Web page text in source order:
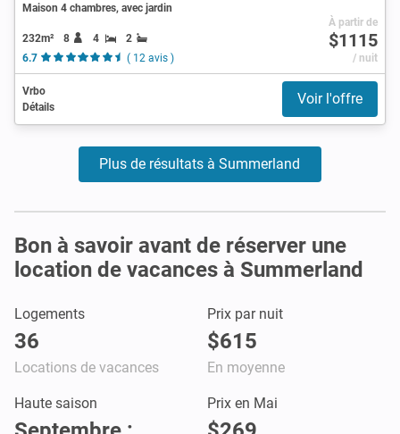
Maison 4 chambres, avec jardin
232m² 8 4
2
6.7
( 12 avis )
À partir de
$1115
/ nuit
Vrbo
Détails
Voir l'offre
Plus de résultats à Summerland
Bon à savoir avant de réserver une
location de vacances à Summerland
Logements
36
Locations de vacances
Prix par nuit
$615
En moyenne
Haute saison Prix en Mai